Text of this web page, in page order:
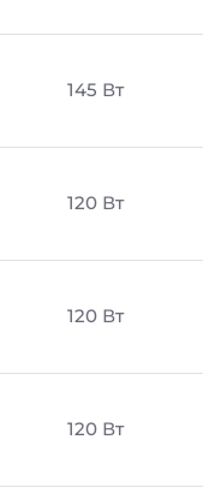
145 Вт
120 Вт
120 Вт
120 Вт